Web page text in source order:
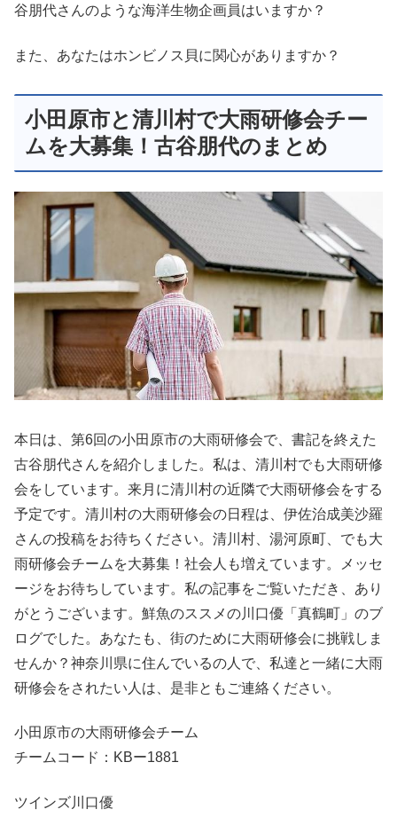
谷朋代さんのような海洋生物企画員はいますか？
また、あなたはホンビノス貝に関心がありますか？
小田原市と清川村で大雨研修会チー
ムを大募集！古谷朋代のまとめ
本日は、第6回の小田原市の大雨研修会で、書記を終えた
古谷朋代さんを紹介しました。私は、清川村でも大雨研修
会をしています。来月に清川村の近隣で大雨研修会をする
予定です。清川村の大雨研修会の日程は、伊佐治成美沙羅
さんの投稿をお待ちください。清川村、湯河原町、でも大
雨研修会チームを大募集！社会人も増えています。メッセ
ージをお待ちしています。私の記事をご覧いただき、あり
がとうございます。鮮魚のススメの川口優「真鶴町」のブ
ログでした。あなたも、街のために大雨研修会に挑戦しま
せんか？神奈川県に住んでいるの人で、私達と一緒に大雨
研修会をされたい人は、是非ともご連絡ください。
小田原市の大雨研修会チーム
チームコード：KBー1881
ツインズ川口優